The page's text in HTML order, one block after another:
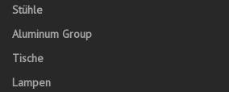
Stühle
Aluminum Group
Tische
Lampen